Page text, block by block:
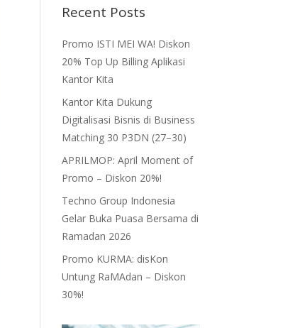
Recent Posts
Promo ISTI MEI WA! Diskon
20% Top Up Billing Aplikasi
Kantor Kita
Kantor Kita Dukung
Digitalisasi Bisnis di Business
Matching 30 P3DN (27–30)
APRILMOP: April Moment of
Promo – Diskon 20%!
Techno Group Indonesia
Gelar Buka Puasa Bersama di
Ramadan 2026
Promo KURMA: disKon
Untung RaMAdan – Diskon
30%!